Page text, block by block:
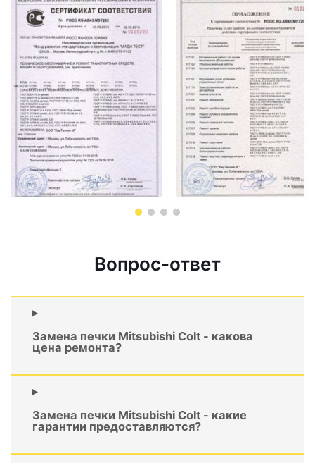
Вопрос-ответ
Замена печки Mitsubishi Colt - какова
цена ремонта?
Замена печки Mitsubishi Colt - какие
гарантии предоставляются?